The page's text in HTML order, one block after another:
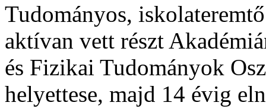
Tudományos,
aktívan vett részt
és Fizikai Tudományok
helyettese, majd 14 évig